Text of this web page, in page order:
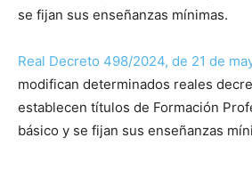
se fijan sus enseñanzas mínimas.
Real Decreto 498/2024, de 21 de
modifican determinados reales
establecen títulos de Formación
básico y se fijan sus enseñanzas